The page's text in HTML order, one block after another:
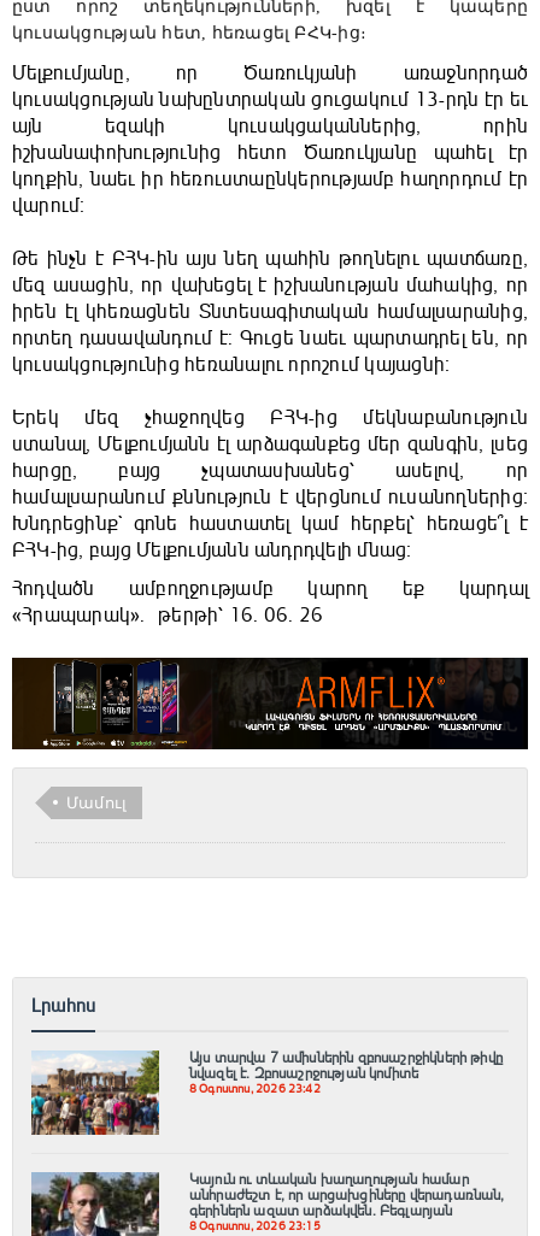
ըստ որոշ տեղեկությունների, խզել է կապերը
կուսակցության հետ, հեռացել ԲՀԿ-ից։
Մելքումյանը, որ Ծառուկյանի առաջնորդած
կուսակցության նախընտրական ցուցակում 13-րդն էր եւ
այն եզակի կուսակցականներից, որին
իշխանափոխությունից հետո Ծառուկյանը պահել էր
կողքին, նաեւ իր հեռուստաընկերությամբ հաղորդում էր
վարում։
Թե ինչն է ԲՀԿ-ին այս նեղ պահին թողնելու պատճառը,
մեզ ասացին, որ վախեցել է իշխանության մահակից, որ
իրեն էլ կհեռացնեն Տնտեսագիտական համալսարանից,
որտեղ դասավանդում է: Գուցե նաեւ պարտադրել են, որ
կուսակցությունից հեռանալու որոշում կայացնի։
Երեկ մեզ չհաջողվեց ԲՀԿ-ից մեկնաբանություն
ստանալ, Մելքումյանն էլ արձագանքեց մեր զանգին, լսեց
հարցը, բայց չպատասխանեց՝ ասելով, որ
համալսարանում քննություն է վերցնում ուսանողներից։
Խնդրեցինք` գոնե հաստատել կամ հերքել՝ հեռացե՞լ է
ԲՀԿ-ից, բայց Մելքումյանն անդրդվելի մնաց։
Հոդվածն ամբողջությամբ կարող եք կարդալ
«Հրապարակ»․ թերթի՝ 16․ 06․ 26
Մամուլ
Լրահոս
Այս տարվա 7 ամիսներին զբոսաշրջիկների թիվը
նվազել է. Զբոսաշրջության կոմիտե
8 Օգոստոս, 2026 23:42
Կայուն ու տևական խաղաղության համար
անհրաժեշտ է, որ արցախցիները վերադառնան,
գերիներն ազատ արձակվեն․ Բեգլարյան
8 Օգոստոս, 2026 23:15